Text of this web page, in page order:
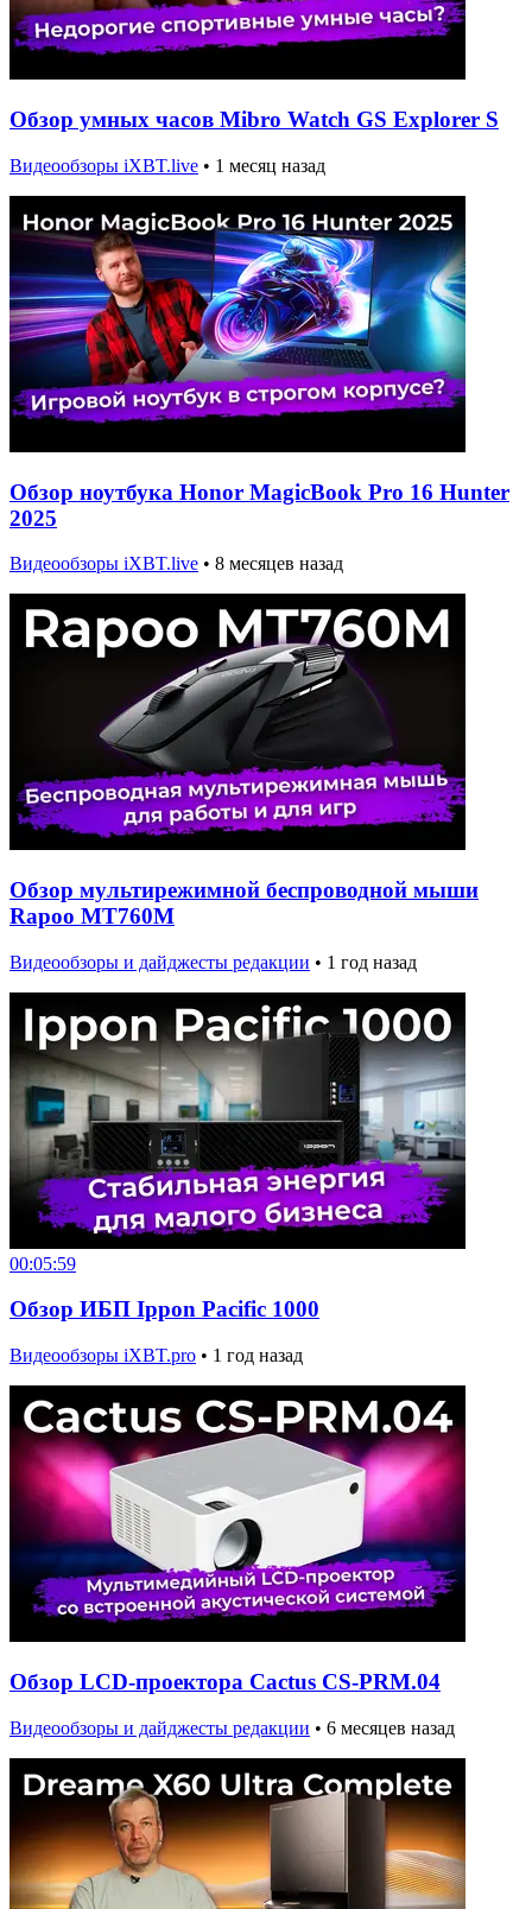
Обзор умных часов Mibro Watch GS Explorer S
Видеообзоры iXBT.live • 1 месяц назад
Обзор ноутбука Honor MagicBook Pro 16 Hunter
2025
Видеообзоры iXBT.live • 8 месяцев назад
Обзор мультирежимной беспроводной мыши
Rapoo MT760M
Видеообзоры и дайджесты редакции • 1 год назад
00:05:59
Обзор ИБП Ippon Pacific 1000
Видеообзоры iXBT.pro • 1 год назад
Обзор LCD-проектора Cactus CS-PRM.04
Видеообзоры и дайджесты редакции • 6 месяцев назад